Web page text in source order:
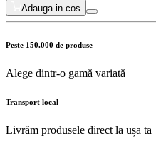
Adauga in cos
Peste 150.000 de produse
Alege dintr-o gamă variată
Transport local
Livrăm produsele direct la ușa ta